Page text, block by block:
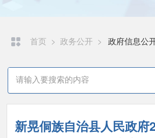
首页 > 政务公开 > 政府信息公
新晃侗族自治县人民政府